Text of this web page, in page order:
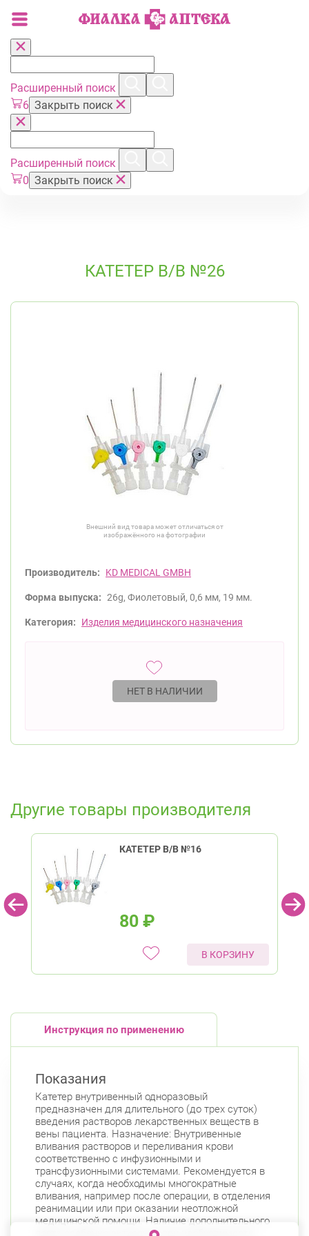
Расширенный поиск
6 Закрыть поиск
Расширенный поиск
0 Закрыть поиск
КАТЕТЕР В/В №26
Внешний вид товара может отличаться от
изображённого на фотографии
Производитель: KD MEDICAL GMBH
Форма выпуска: 26g, Фиолетовый, 0,6 мм, 19 мм.
Категория: Изделия медицинского назначения
НЕТ В НАЛИЧИИ
Другие товары производителя
КАТЕТЕР В/В №16
80 ₽
В КОРЗИНУ
Инструкция по применению
Показания
Катетер внутривенный одноразовый
предназначен для длительного (до трех суток)
введения растворов лекарственных веществ в
вены пациента. Назначение: Внутривенные
вливания растворов и переливания крови
соответственно с инфузионными и
трансфузионными системами. Рекомендуется в
случаях, когда необходимы многократные
вливания, например после операции, в отделения
реанимации или при оказании неотложной
медицинской помощи. Наличие дополнительного
порта особенно актуально при необходимости